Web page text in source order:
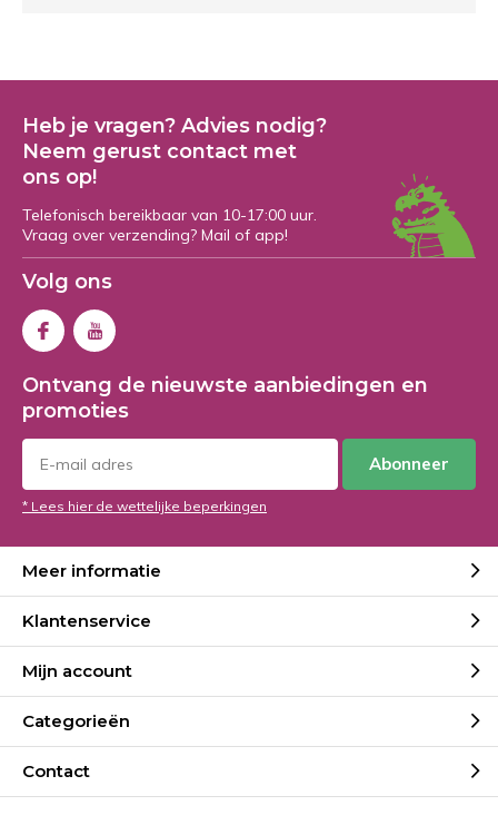
Heb je vragen? Advies nodig?
Neem gerust contact met
ons op!
Telefonisch bereikbaar van 10-17:00 uur.
Vraag over verzending? Mail of app!
Volg ons
Ontvang de nieuwste aanbiedingen en
promoties
Abonneer
* Lees hier de wettelijke beperkingen
Meer informatie
Klantenservice
Mijn account
Categorieën
Contact